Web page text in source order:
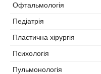
Офтальмологія
Педіатрія
Пластична хірургія
Психологія
Пульмонологія